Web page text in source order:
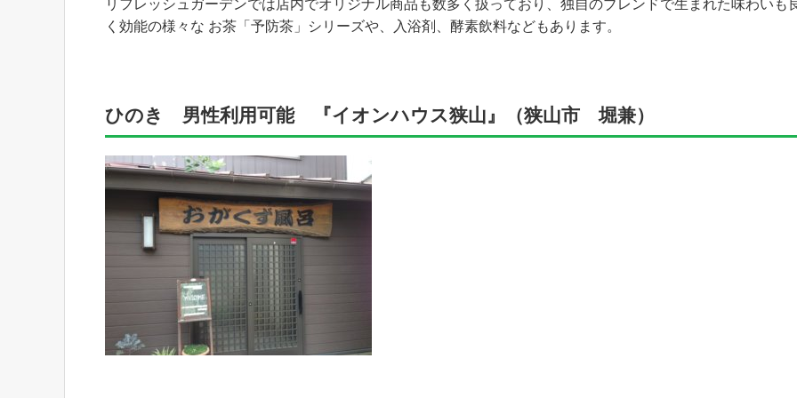
リフレッシュガーデンでは店内でオリジナル商品も数多く扱っており、独自のブレンドで生まれた味わいも
く効能の様々な お茶「予防茶」シリーズや、入浴剤、酵素飲料などもあります。
ひのき 男性利用可能 『イオンハウス狭山』（狭山市 堀兼）